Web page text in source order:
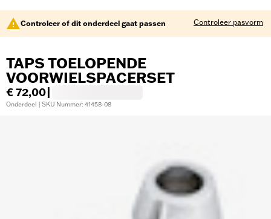
Controleer of dit onderdeel gaat passen Controleer pasvorm
TAPS TOELOPENDE
VOORWIELSPACERSET
€ 72,00
Onderdeel | SKU Nummer: 41458-08